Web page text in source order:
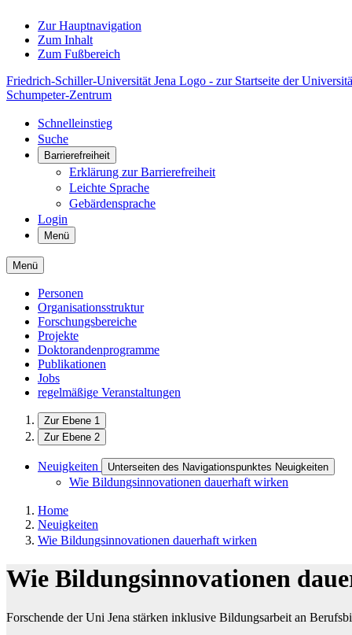
Zur Hauptnavigation
Zum Inhalt
Zum Fußbereich
Friedrich-Schiller-Universität Jena Logo - zur Startseite der
Schumpeter-Zentrum
Schnelleinstieg
Suche
Barrierefreiheit
Erklärung zur Barrierefreiheit
Leichte Sprache
Gebärdensprache
Login
Menü
Menü
Personen
Organisationsstruktur
Forschungsbereiche
Projekte
Doktorandenprogramme
Publikationen
Jobs
regelmäßige Veranstaltungen
Zur Ebene 1
Zur Ebene 2
Neuigkeiten Unterseiten des Navigationspunktes Neuigkeiten
Wie Bildungsinnovationen dauerhaft wirken
Home
Neuigkeiten
Wie Bildungsinnovationen dauerhaft wirken
Wie Bildungsinnovationen
Forschende der Uni Jena stärken inklusive Bildungsarbeit an